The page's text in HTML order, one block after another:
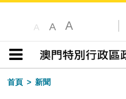
A A A
目錄
首頁
新聞